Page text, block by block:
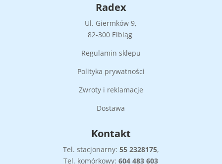
Radex
Ul. Giermków 9,
82-300 Elbląg
Regulamin sklepu
Polityka prywatności
Zwroty i reklamacje
Dostawa
Kontakt
Tel. stacjonarny: 55 2328175,
Tel. komórkowy:604 483 603